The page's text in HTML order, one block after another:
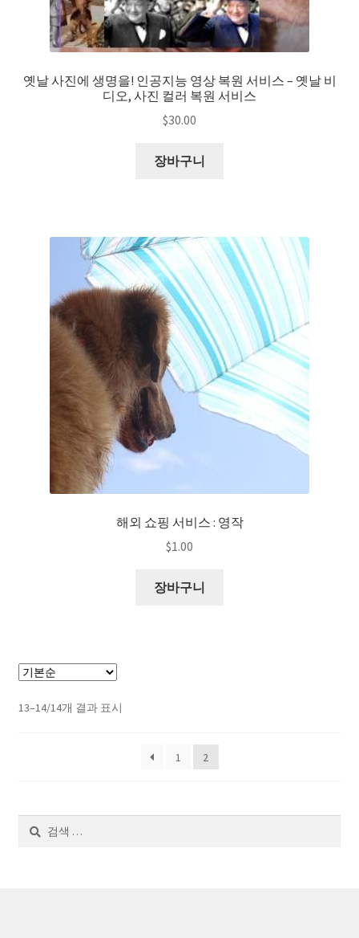
옛날 사진에 생명을! 인공지능 영상 복원 서비스 – 옛날 비
디오, 사진 컬러 복원 서비스
$30.00
장바구니
해외 쇼핑 서비스 : 영작
$1.00
장바구니
13–14/14개 결과 표시
1 2